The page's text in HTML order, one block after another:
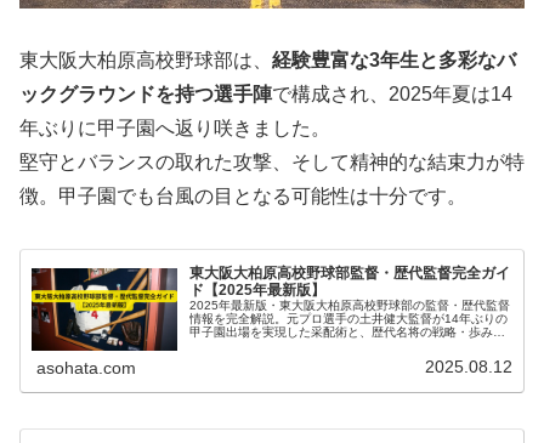
東大阪大柏原高校野球部は、 経験豊富な3年生と多彩なバ
ックグラウンドを持つ選手陣で構成され、2025年夏は14
年ぶりに甲子園へ返り咲きました。
堅守とバランスの取れた攻撃、そして精神的な結束力が特
徴。甲子園でも台風の目となる可能性は十分です。
東大阪大柏原高校野球部監督・歴代監督完全ガイ
ド【2025年最新版】
2025年最新版・東大阪大柏原高校野球部の監督・歴代監督
情報を完全解説。元プロ選手の土井健大監督が14年ぶりの
甲子園出場を実現した采配術と、歴代名将の戦略・歩みを
asohata.com 2025.08.12